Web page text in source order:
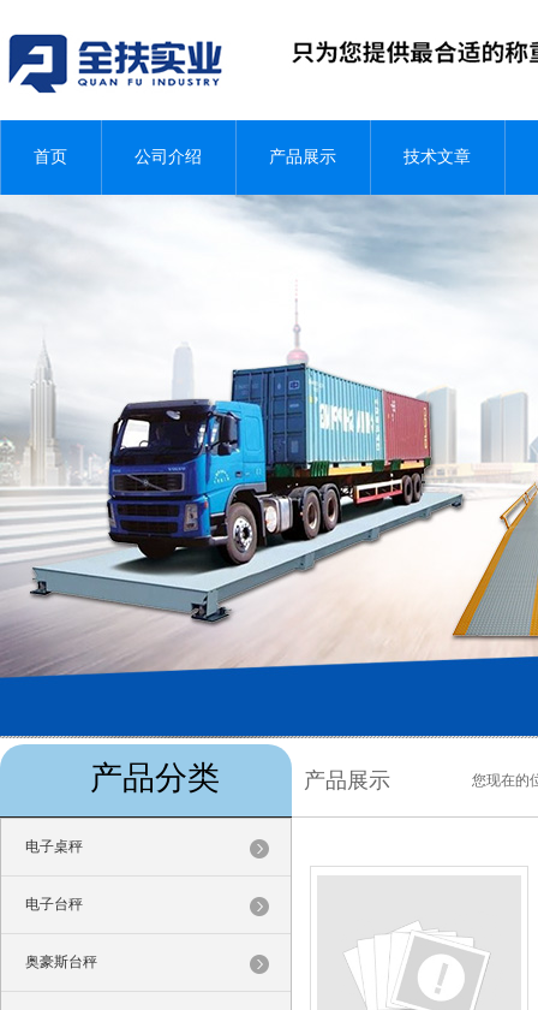
首页 公司介绍 产品展示 技术文章
产品分类
电子桌秤
电子台秤
奥豪斯台秤
产品展示 您现在的